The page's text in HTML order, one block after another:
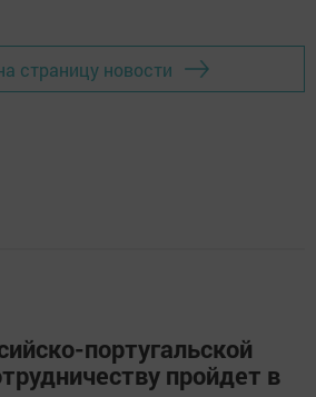
страницу новости
португальской
пройдет в